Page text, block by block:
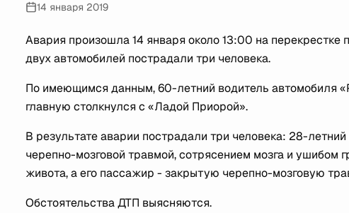
14 января 2019
Авария произошла 14 января около 13:00 на
двух автомобилей пострадали три человека.
По имеющимся данным, 60-летний водитель автомобиля
главную столкнулся с «Ладой Приорой».
В результате аварии пострадали три человека: 28-
черепно-мозговой травмой, сотрясением мозга и ушибом
живота, а его пассажир - закрытую черепно-мозговую
Обстоятельства ДТП выясняются.